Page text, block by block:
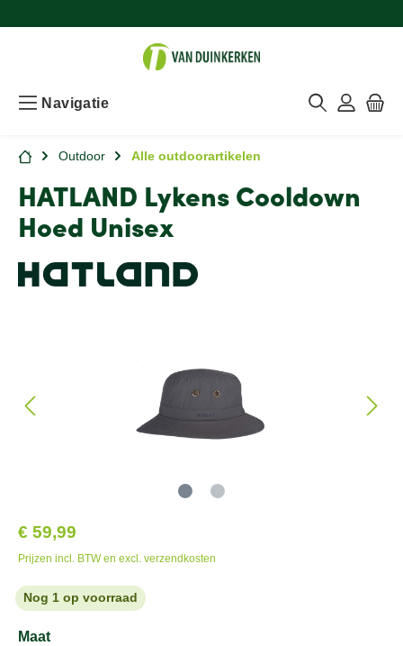
Navigatie
Outdoor Alle outdoorartikelen
HATLAND Lykens Cooldown
Hoed Unisex
€ 59,99
Prijzen incl. BTW en excl. verzendkosten
Nog 1 op voorraad
Maat